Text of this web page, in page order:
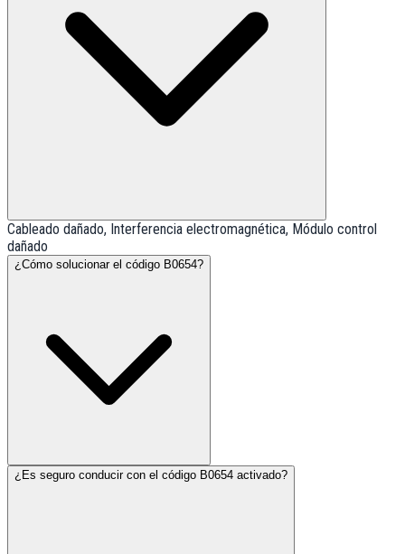
Cableado dañado, Interferencia electromagnética, Módulo control
dañado
¿Cómo solucionar el código B0654?
¿Es seguro conducir con el código B0654 activado?